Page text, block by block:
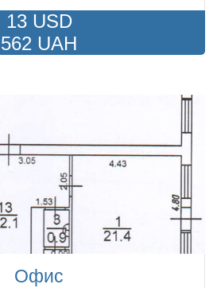
13 USD
562 UAH
Офис